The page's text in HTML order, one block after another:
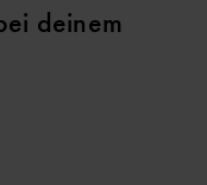
deinem